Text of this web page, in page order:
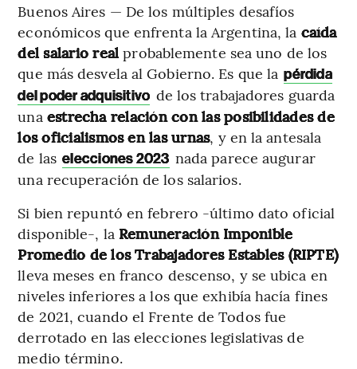
Buenos Aires — De los múltiples desafíos
económicos que enfrenta la Argentina, la caída
del salario realprobablemente sea uno de los
que más desvela al Gobierno. Es que la pérdida
del poder adquisitivo de los trabajadores guarda
una estrecha relación con las posibilidades de
los oficialismos en las urnas, y en la antesala
de las elecciones 2023 nada parece augurar
una recuperación de los salarios.
Si bien repuntó en febrero -último dato oficial
disponible-, la Remuneración Imponible
Promedio de los Trabajadores Estables (RIPTE)
lleva meses en franco descenso, y se ubica en
niveles inferiores a los que exhibía hacía fines
de 2021, cuando el Frente de Todos fue
derrotado en las elecciones legislativas de
medio término.